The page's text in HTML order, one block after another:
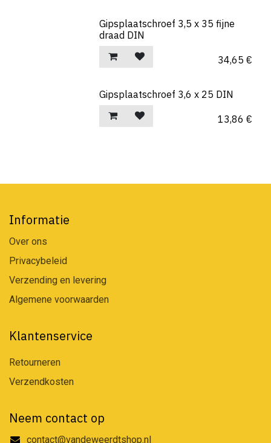
Gipsplaatschroef 3,5 x 35 fijne
draad DIN
34,65 €
Gipsplaatschroef 3,6 x 25 DIN
13,86 €
Informatie
Over ons
Privacybeleid
Verzending en levering
Algemene voorwaarden
Klantenservice
Retourneren
Verzendkosten
Neem contact op
contact@vandeweerdtshop.nl